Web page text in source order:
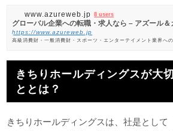
www.azureweb.jp 8 users
グローバル企業への転職・求人なら – アズール＆
https://www.azureweb.jp
高級消費財・一般消費財・スポーツ・エンターテイメント業界へ
きちりホールディングスが大
ととは？
きちりホールディングスは、社是として